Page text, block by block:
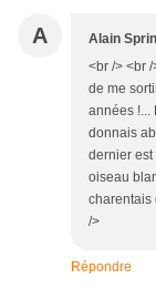
A Alain
<br /> <br
de me
années !...
donnais
dernier est
oiseau
charentais
/>
Répondre